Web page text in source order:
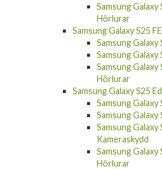
Samsung
Hörlurar
Samsung Galaxy S25 FE
Samsung Galaxy
Samsung Galaxy
Samsung Galaxy
Hörlurar
Samsung Galaxy S25
Samsung Galaxy
Samsung Galaxy
Samsung Galaxy
Kameraskydd
Samsung Galaxy
Hörlurar